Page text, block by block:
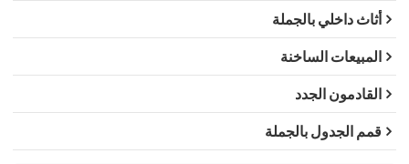
أثاث داخلي بالجملة
المبيعات الساخنة
القادمون الجدد
قمم الجدول بالجملة